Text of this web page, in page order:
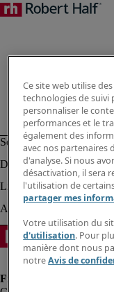
Ce site web utilise
technologies de suivi
personnaliser le
performances et le
également des
avec nos partenaires
d'analyse. Si nous
désactivation, il sera
l'utilisation de
partager mes
Votre utilisation du
d'utilisation. Pour
manière dont nous
notreAvis de